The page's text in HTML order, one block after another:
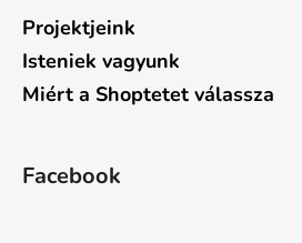
Projektjeink
Isteniek vagyunk
Miért a Shoptetet válassza
Facebook